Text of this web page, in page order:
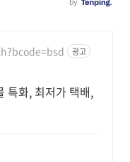
광고
특화, 최저가 택배,